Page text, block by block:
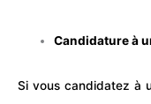
Candidature à
Si vous candidatez à